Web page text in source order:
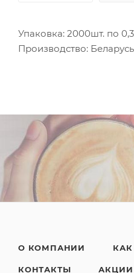
Упаковка: 2000шт. по
Производство:
О КОМПАНИИ КАК
КОНТАКТЫ АКЦИИ